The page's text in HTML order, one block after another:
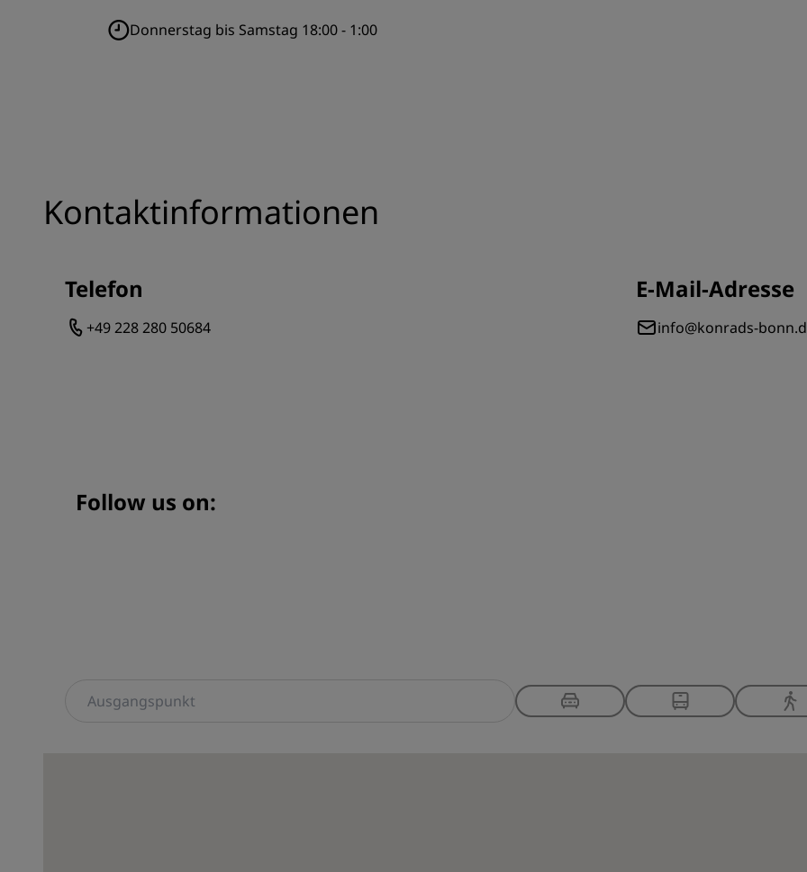
Donnerstag bis Samstag 18:00 - 1:00
Kontaktinformationen
Telefon
+49 228 280 50684
E-Mail-Adresse
info@konrads-
Follow us on: